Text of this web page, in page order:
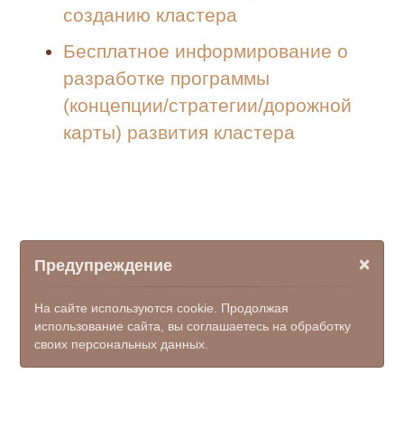
созданию кластера
Бесплатное информирование о
разработке программы
(концепции/стратегии/дорожной
карты) развития кластера
×
Предупреждение
На сайте используются cookie. Продолжая
использование сайта, вы соглашаетесь на обработку
своих персональных данных.